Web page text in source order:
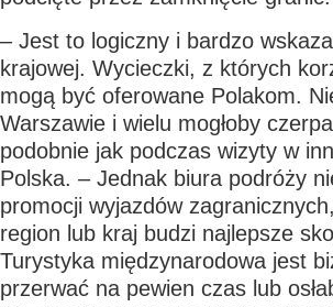
– Jest to logiczny i bardzo
krajowej. Wycieczki, z których
mogą być oferowane Polakom.
Warszawie i wielu mogłoby
podobnie jak podczas wizyty w
Polska. – Jednak biura podróży
promocji wyjazdów
region lub kraj budzi najlepsze
Turystyka międzynarodowa jest
przerwać na pewien czas lub